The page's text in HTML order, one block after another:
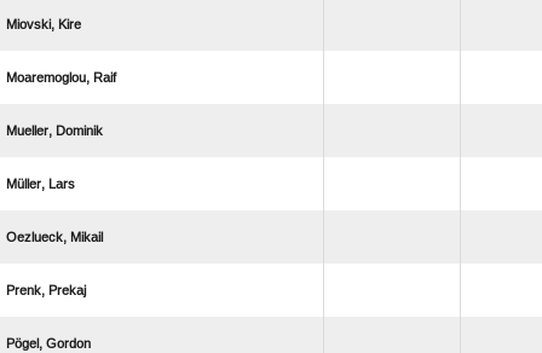
 
 
 
 
 
 
 